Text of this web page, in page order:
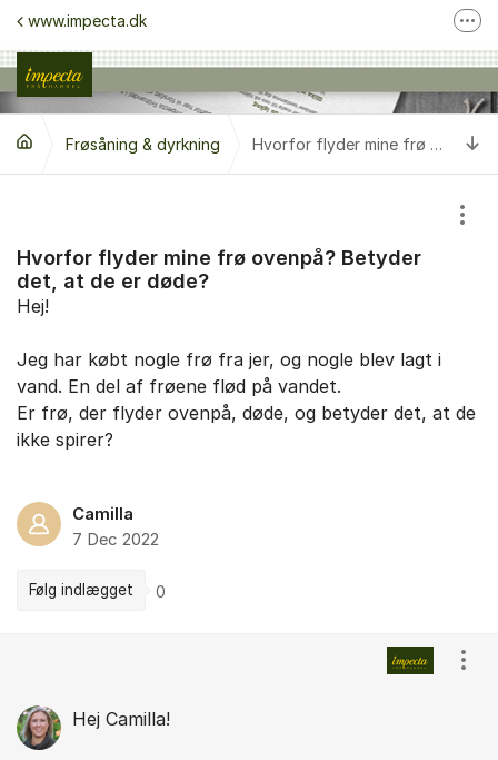
Gå til indhold
www.impecta.dk
Kontakt kundeservice
Følg os på Facebook
Følg os på Instagram
Frøsåning & dyrkning Hvorfor flyder mine frø ovenpå? Betyder det, at de er døde?
Hvorfor flyder mine frø ovenpå? Betyder
det, at de er døde?
Vis/
Hej!
Jeg har købt nogle frø fra jer, og nogle blev lagt i
vand. En del af frøene flød på vandet.
Er frø, der flyder ovenpå, døde, og betyder det, at de
ikke spirer?
Camilla
7 Dec 2022
Følg indlægget 0
Hej Camilla!
Vis/